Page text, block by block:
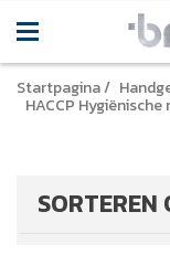
Startpagina/
HACCP
SORTEREN